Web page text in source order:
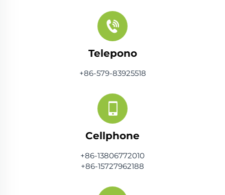
Telepono
+86-579-83925518
Cellphone
+86-13806772010
+86-15727962188